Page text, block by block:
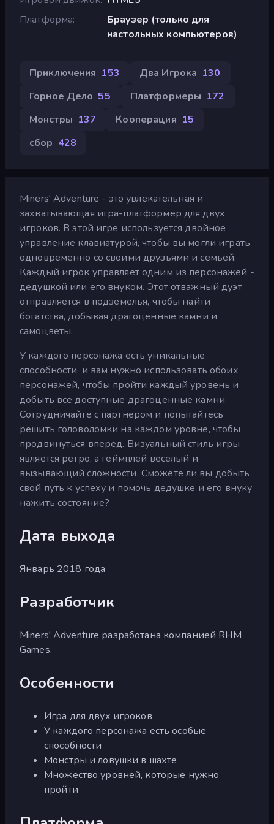
Платформа
Браузер (только для
настольных компьютеров)
Приключения 153 Два Игрока 130
Горное Дело 55 Платформеры 172
Монстры 137 Кооперация 15
сбор 428
Miners' Adventure - это увлекательная и
захватывающая игра-платформер для двух
игроков. В этой игре используется двойное
управление клавиатурой, чтобы вы могли играть
одновременно со своими друзьями и семьей.
Каждый игрок управляет одним из персонажей -
дедушкой или его внуком. Этот отважный дуэт
отправляется в подземелья, чтобы найти
богатства, добывая драгоценные камни и
самоцветы.
У каждого персонажа есть уникальные
способности, и вам нужно использовать обоих
персонажей, чтобы пройти каждый уровень и
добыть все доступные драгоценные камни.
Сотрудничайте с партнером и попытайтесь
решить головоломки на каждом уровне, чтобы
продвинуться вперед. Визуальный стиль игры
является ретро, а геймплей веселый и
вызывающий сложности. Сможете ли вы добыть
свой путь к успеху и помочь дедушке и его внуку
нажить состояние?
Дата выхода
Январь 2018 года
Разработчик
Miners' Adventure разработана компанией RHM
Games.
Особенности
Игра для двух игроков
У каждого персонажа есть особые
способности
Монстры и ловушки в шахте
Множество уровней, которые нужно
пройти